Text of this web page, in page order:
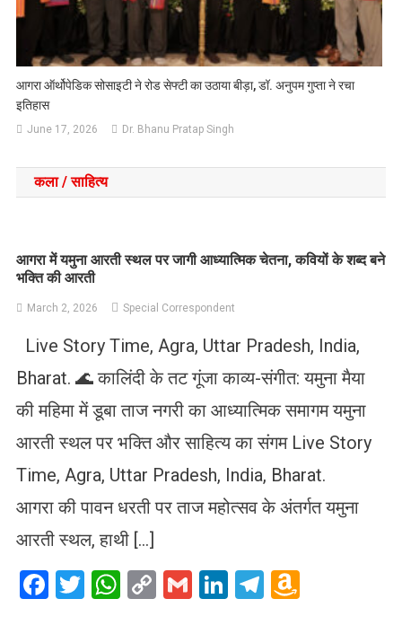
आगरा ऑर्थोपेडिक सोसाइटी ने रोड सेफ्टी का उठाया बीड़ा, डॉ. अनुपम गुप्ता ने रचा
इतिहास
June 17, 2026 Dr. Bhanu Pratap Singh
कला / साहित्य
आगरा में यमुना आरती स्थल पर जागी आध्यात्मिक चेतना, कवियों के शब्द बने
भक्ति की आरती
March 2, 2026 Special Correspondent
Live Story Time, Agra, Uttar Pradesh, India,
Bharat. 🌊 कालिंदी के तट गूंजा काव्य-संगीत: यमुना मैया
की महिमा में डूबा ताज नगरी का आध्यात्मिक समागम यमुना
आरती स्थल पर भक्ति और साहित्य का संगम Live Story
Time, Agra, Uttar Pradesh, India, Bharat.
आगरा की पावन धरती पर ताज महोत्सव के अंतर्गत यमुना
आरती स्थल, हाथी […]
Facebook
TwitterWhatsApp
CopyGmailLinkedIn
Telegram